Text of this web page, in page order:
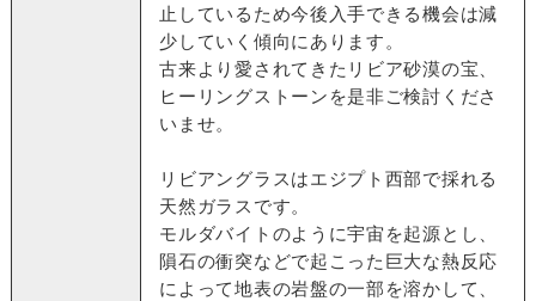
止しているため今後入手できる機会は減
少していく傾向にあります。
古来より愛されてきたリビア砂漠の宝、
ヒーリングストーンを是非ご検討くださ
いませ。
リビアングラスはエジプト西部で採れる
天然ガラスです。
モルダバイトのように宇宙を起源とし、
隕石の衝突などで起こった巨大な熱反応
によって地表の岩盤の一部を溶かして、